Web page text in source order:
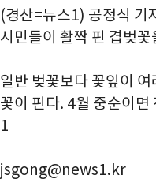
(경산=뉴스1) 공정식 기
시민들이 활짝 핀 겹벚
일반 벚꽃보다 꽃잎이
꽃이 핀다. 4월 중순이
1
jsgong@news1.kr